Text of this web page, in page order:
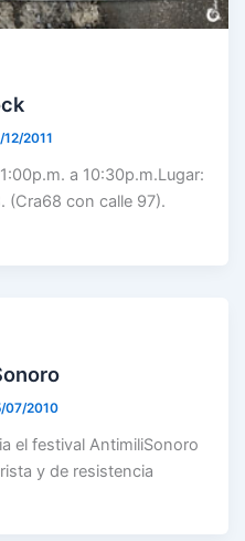
12/2011
a 10:30p.m.Lugar:
(Cra68 con calle 97).
07/2010
el festival AntimiliSonoro
y de resistencia